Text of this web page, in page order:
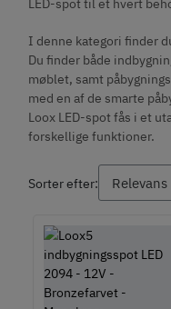
I denne kategori finder
Du finder både
møblet, samt
med en af de smarte
Loox LED-spot fås i et
forskellige funktioner.
Sorter efter: